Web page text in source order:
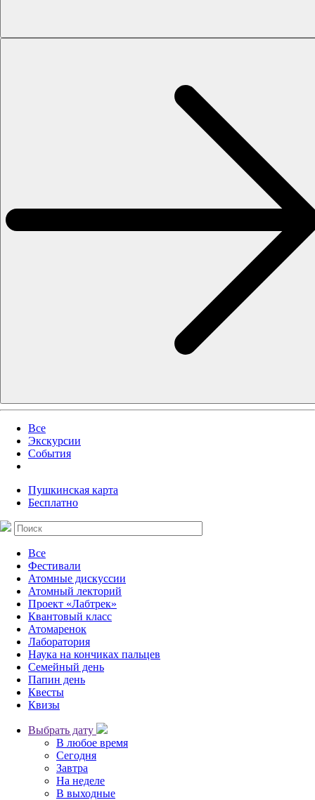
Все
Экскурсии
События
Пушкинская карта
Бесплатно
Все
Фестивали
Атомные дискуссии
Атомный лекторий
Проект «Лабтрек»
Квантовый класс
Атомаренок
Лаборатория
Наука на кончиках пальцев
Семейный день
Папин день
Квесты
Квизы
Выбрать дату
В любое время
Сегодня
Завтра
На неделе
В выходные